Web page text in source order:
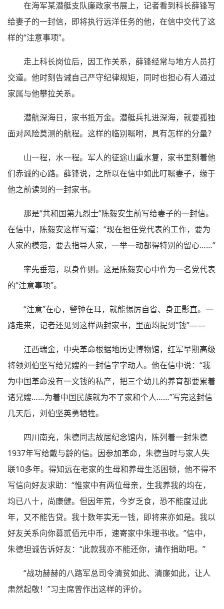
在海军某潜艇支队廉政家书展上，记者看到科长薛锋写
给妻子的一封信，即将执行远洋任务的他，在信中交代了这
样的“注意事项”。
走上科长岗位后，因工作关系，薛锋经常与地方人员打
交道。他时刻告诫自己严守纪律规矩，同时也担心有人通过
家属与他攀拉关系。
潜航深海日，家书抵万金。潜艇兵扎进深海，就要孤独
面对风险莫测的航程。这样的临别嘱咐，具有怎样的分量？
山一程，水一程。军人的征途山重水复，家书里刻着他
们赤诚的心路。薛锋说，之所以在信中如此叮嘱妻子，缘于
他之前读到的一封家书。
那是“共和国第九烈士”陈毅安生前写给妻子的一封信。
在信中，陈毅安这样写道：“现在担任党代表的工作，要为
人家的模范，要去指导人家，一举一动都得特别的留心……”
率先垂范，以身作则。这是陈毅安心中作为一名党代表
的“注意事项”。
“注意”在心，警钟在耳，就能惕厉自省、身正影直。一
路走来，记者还见到这样两封家书，里面均提到“钱”——
江西瑞金，中央革命根据地历史博物馆，红军早期高级
将领刘伯坚写给兄嫂的一封信字字动人。他在信中说：“我
为中国革命没有一文钱的私产，把三个幼儿的养育都要累着
诸兄嫂……为着中国民族就为不了家和个人……”写完这封信
几天后，刘伯坚英勇牺牲。
四川南充，朱德同志故居纪念馆内，陈列着一封朱德
1937年写给戴与龄的信。因参加革命，朱德当时与家人失
联10多年。得知远在老家的生母和养母生活困顿，他不得不
写信向好友求助：“惟家中有两位母亲，生我养我的均在，
均已八十，尚康健。但因年荒，今岁乏食，恐不能度过此
年，又不能告贷。我十数年实无一钱，即将来亦如是。我以
好友关系向你募贰佰元中币，速寄家中朱理书收。”信中，
朱德坦诚告诉好友：“此款我亦不能还你，请作捐助吧。”
“战功赫赫的八路军总司令清贫如此、清廉如此，让人
肃然起敬！”习主席曾作出这样的评价。